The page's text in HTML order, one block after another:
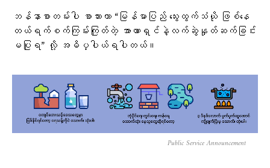
ဘန်နာစာတမ်းပါ စာသားဟာ “မြန်မာပြည် သွေးထွက်သံယို ဖြစ်နေ
တယ်ရက်စက်ကြမ်းကြုတ်တဲ့ အာဏာရှင်နဲ့လက်ဆွဲနှုတ်ဆက်ခြင်း
မပြုရ” လို့ အဓိပ္ပါယ်ရပါတယ်။
Public Service Announcement